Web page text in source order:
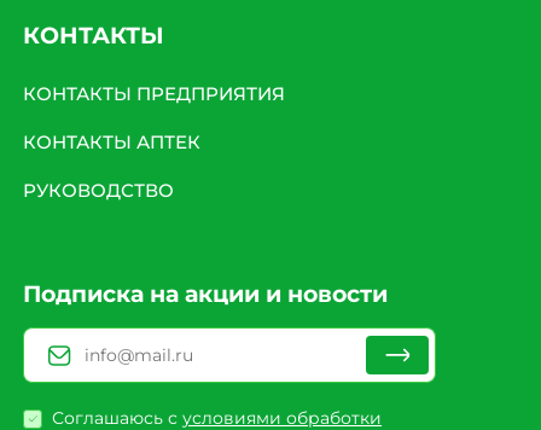
КОНТАКТЫ
КОНТАКТЫ ПРЕДПРИЯТИЯ
КОНТАКТЫ АПТЕК
РУКОВОДСТВО
Подписка на акции и новости
Соглашаюсь с условиями обработки